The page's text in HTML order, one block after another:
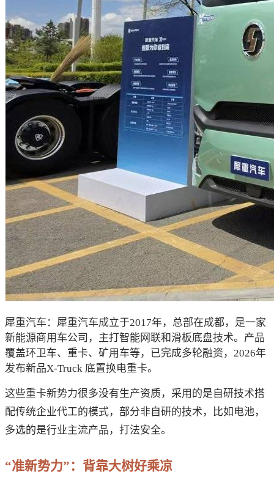
犀重汽车：犀重汽车成立于2017年，总部在成都，是一家
新能源商用车公司，主打智能网联和滑板底盘技术。产品
覆盖环卫车、重卡、矿用车等，已完成多轮融资，2026年
发布新品X-Truck 底置换电重卡。
这些重卡新势力很多没有生产资质，采用的是自研技术搭
配传统企业代工的模式，部分非自研的技术，比如电池，
多选的是行业主流产品，打法安全。
“准新势力”：背靠大树好乘凉